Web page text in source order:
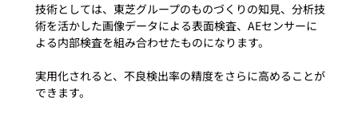
技術としては、東芝グループのものづくりの知見、分析技
術を活かした画像データによる表面検査、AEセンサーに
よる内部検査を組み合わせたものになります。
実用化されると、不良検出率の精度をさらに高めることが
できます。